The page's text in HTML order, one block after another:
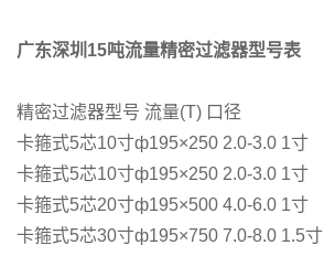
广东深圳15吨流量精密过滤器型号表
精密过滤器型号 流量(T) 口径
卡箍式5芯10寸ф195×250 2.0-3.0 1寸
卡箍式5芯10寸ф195×250 2.0-3.0 1寸
卡箍式5芯20寸ф195×500 4.0-6.0 1寸
卡箍式5芯30寸ф195×750 7.0-8.0 1.5寸